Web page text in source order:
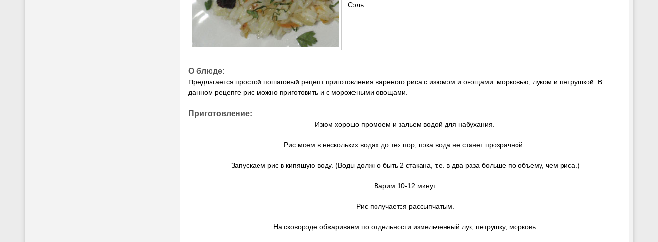
Соль.
О блюде:
Предлагается простой пошаговый рецепт приготовления вареного риса с изюмом и овощами: морковью, луком и петрушкой. В
данном рецепте рис можно приготовить и с морожеными овощами.
Приготовление:
Изюм хорошо промоем и зальем водой для набухания.
Рис моем в нескольких водах до тех пор, пока вода не станет прозрачной.
Запускаем рис в кипящую воду. (Воды должно быть 2 стакана, т.е. в два раза больше по объему, чем риса.)
Варим 10-12 минут.
Рис получается рассыпчатым.
На сковороде обжариваем по отдельности измельченный лук, петрушку, морковь.